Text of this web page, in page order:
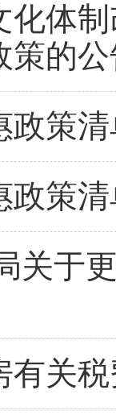
化体
策的
政策
政策
关于
有关